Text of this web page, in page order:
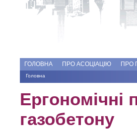
ГОЛОВНА ПРО АСОЦІАЦІЮ ПРО
Ви є тут
Головна
Ергономічні
газобетону